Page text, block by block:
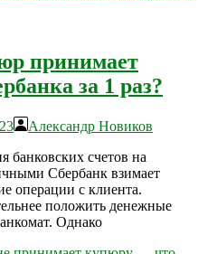
принимает
за 1 раз?
Александр Новиков
банковских счетов на
Сбербанк взимает
операции с клиента.
положить денежные
Однако